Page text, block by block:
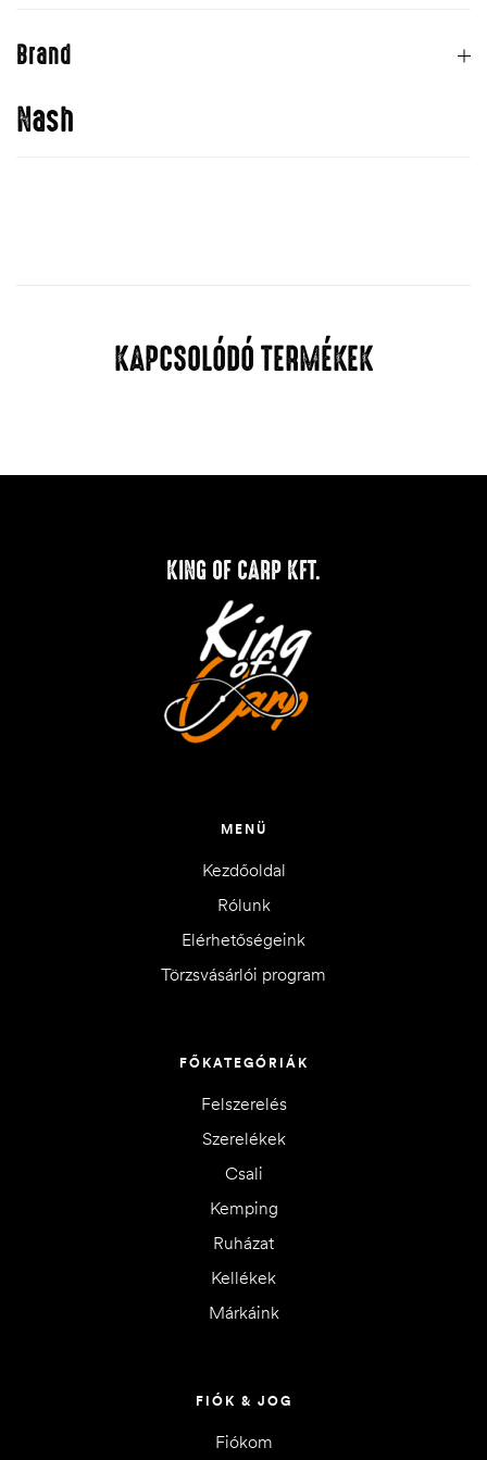
Brand
Nash
KAPCSOLÓDÓ TERMÉKEK
KING OF CARP KFT.
MENÜ
Kezdőoldal
Rólunk
Elérhetőségeink
Törzsvásárlói program
FŐKATEGÓRIÁK
Felszerelés
Szerelékek
Csali
Kemping
Ruházat
Kellékek
Márkáink
FIÓK & JOG
Fiókom